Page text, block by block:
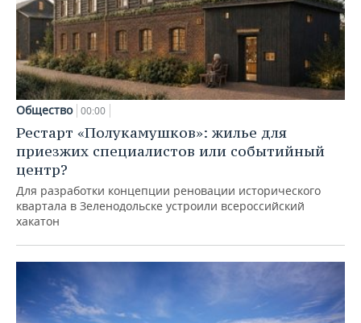
Общество 00:00
Рестарт «Полукамушков»: жилье для
приезжих специалистов или событийный
центр?
Для разработки концепции реновации исторического
квартала в Зеленодольске устроили всероссийский
хакатон